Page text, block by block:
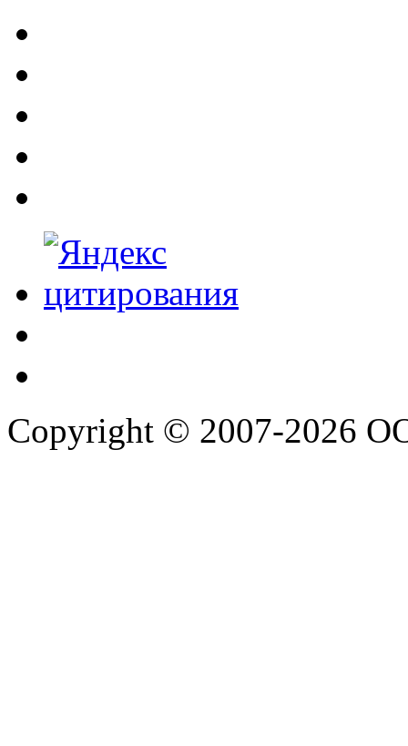
Copyright © 2007-2026